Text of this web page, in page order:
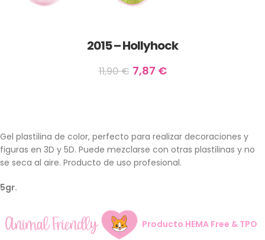
2015 – Hollyhock
11,90€ 7,87 €
Gel plastilina de color, perfecto para realizar decoraciones y
figuras en 3D y 5D. Puede mezclarse con otras plastilinas y no
se seca al aire. Producto de uso profesional.
5gr.
Producto HEMA Free & TPO